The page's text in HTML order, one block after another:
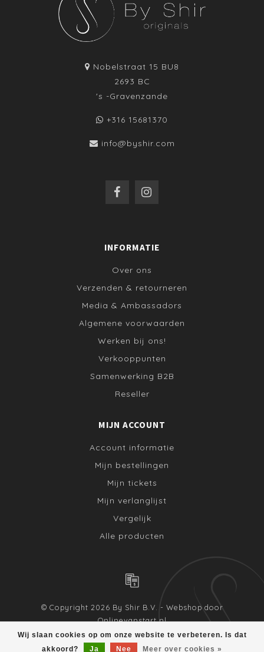
Wij slaan cookies op om onze website te verbeteren. Is dat
akkoord?
Ja Nee Meer over cookies »
Nobelstraat 15 BU8
2693 BC
's -Gravenzande
+316 15681370
info@byshir.com
INFORMATIE
Over ons
Verzenden & retourneren
Media & Ambassadors
Algemene voorwaarden
Werken bij ons!
Verkooppunten
Samenwerking B2B
Reseller
MIJN ACCOUNT
Account informatie
Mijn bestellingen
Mijn tickets
Mijn verlanglijst
Vergelijk
Alle producten
© Copyright 2026 By Shir B.V. - Webshop door
Onlinevanstart.nl